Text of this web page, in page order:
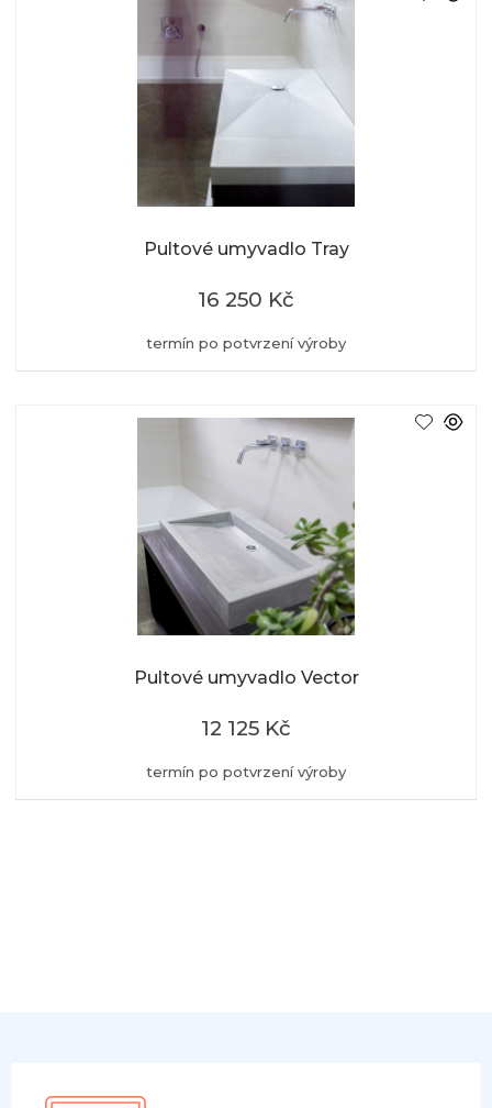
Pultové umyvadlo Tray
termín po potvrzení výroby
16 250 Kč
Pultové umyvadlo Vector
termín po potvrzení výroby
12 125 Kč